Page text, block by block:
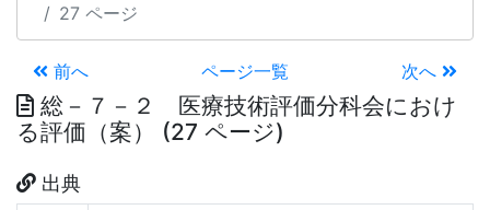
27 ページ
前へ ページ一覧 次へ
総－７－２ 医療技術評価分科会におけ
る評価（案） (27 ページ)
出典